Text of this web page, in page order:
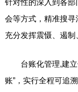
针对性的深入到各
会等方式，精准搜寻
充分发挥震慑、遏制
台账化管理,建立
账”，实行全程可追